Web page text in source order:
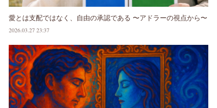
愛とは支配ではなく、自由の承認である 〜アドラーの視点から〜
2026.03.27 23:37